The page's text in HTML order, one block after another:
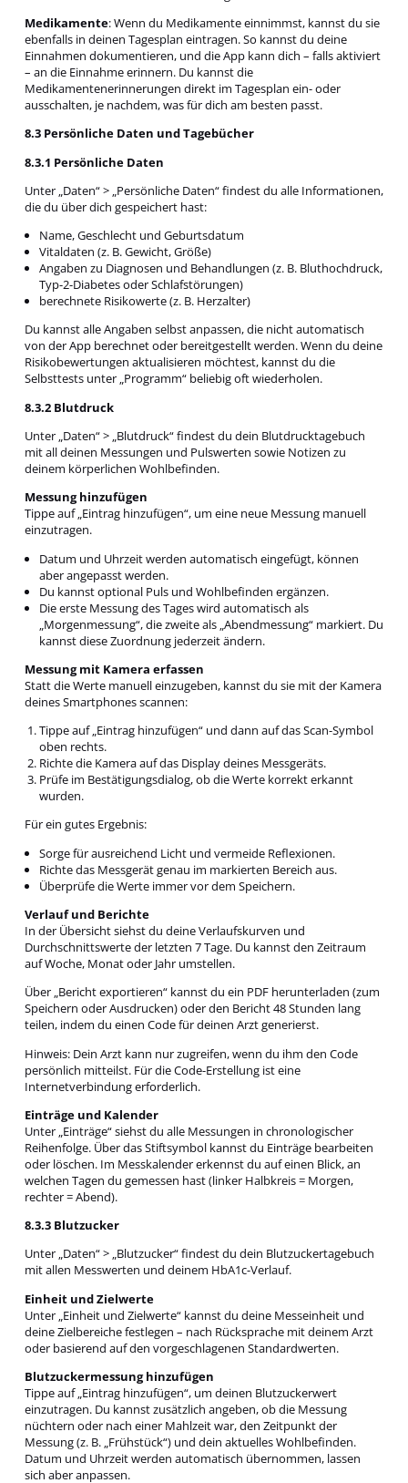
Medikamente: Wenn du Medikamente einnimmst, kannst du sie
ebenfalls in deinen Tagesplan eintragen. So kannst du deine
Einnahmen dokumentieren, und die App kann dich – falls aktiviert
– an die Einnahme erinnern. Du kannst die
Medikamentenerinnerungen direkt im Tagesplan ein- oder
ausschalten, je nachdem, was für dich am besten passt.
8.3 Persönliche Daten und Tagebücher
8.3.1 Persönliche Daten
Unter „Daten“ > „Persönliche Daten“ findest du alle Informationen,
die du über dich gespeichert hast:
Name, Geschlecht und Geburtsdatum
Vitaldaten (z. B. Gewicht, Größe)
Angaben zu Diagnosen und Behandlungen (z. B. Bluthochdruck,
Typ-2-Diabetes oder Schlafstörungen)
berechnete Risikowerte (z. B. Herzalter)
Du kannst alle Angaben selbst anpassen, die nicht automatisch
von der App berechnet oder bereitgestellt werden. Wenn du deine
Risikobewertungen aktualisieren möchtest, kannst du die
Selbsttests unter „Programm“ beliebig oft wiederholen.
8.3.2 Blutdruck
Unter „Daten“ > „Blutdruck“ findest du dein Blutdrucktagebuch
mit all deinen Messungen und Pulswerten sowie Notizen zu
deinem körperlichen Wohlbefinden.
Messung hinzufügen
Tippe auf „Eintrag hinzufügen“, um eine neue Messung manuell
einzutragen.
Datum und Uhrzeit werden automatisch eingefügt, können
aber angepasst werden.
Du kannst optional Puls und Wohlbefinden ergänzen.
Die erste Messung des Tages wird automatisch als
„Morgenmessung“, die zweite als „Abendmessung“ markiert. Du
kannst diese Zuordnung jederzeit ändern.
Messung mit Kamera erfassen
Statt die Werte manuell einzugeben, kannst du sie mit der Kamera
deines Smartphones scannen:
Tippe auf „Eintrag hinzufügen“ und dann auf das Scan-Symbol
oben rechts.
Richte die Kamera auf das Display deines Messgeräts.
Prüfe im Bestätigungsdialog, ob die Werte korrekt erkannt
wurden.
Für ein gutes Ergebnis:
Sorge für ausreichend Licht und vermeide Reflexionen.
Richte das Messgerät genau im markierten Bereich aus.
Überprüfe die Werte immer vor dem Speichern.
Verlauf und Berichte
In der Übersicht siehst du deine Verlaufskurven und
Durchschnittswerte der letzten 7 Tage. Du kannst den Zeitraum
auf Woche, Monat oder Jahr umstellen.
Über „Bericht exportieren“ kannst du ein PDF herunterladen (zum
Speichern oder Ausdrucken) oder den Bericht 48 Stunden lang
teilen, indem du einen Code für deinen Arzt generierst.
Hinweis: Dein Arzt kann nur zugreifen, wenn du ihm den Code
persönlich mitteilst. Für die Code-Erstellung ist eine
Internetverbindung erforderlich.
Einträge und Kalender
Unter „Einträge“ siehst du alle Messungen in chronologischer
Reihenfolge. Über das Stiftsymbol kannst du Einträge bearbeiten
oder löschen. Im Messkalender erkennst du auf einen Blick, an
welchen Tagen du gemessen hast (linker Halbkreis = Morgen,
rechter = Abend).
8.3.3 Blutzucker
Unter „Daten“ > „Blutzucker“ findest du dein Blutzuckertagebuch
mit allen Messwerten und deinem HbA1c-Verlauf.
Einheit und Zielwerte
Unter „Einheit und Zielwerte“ kannst du deine Messeinheit und
deine Zielbereiche festlegen – nach Rücksprache mit deinem Arzt
oder basierend auf den vorgeschlagenen Standardwerten.
Blutzuckermessung hinzufügen
Tippe auf „Eintrag hinzufügen“, um deinen Blutzuckerwert
einzutragen. Du kannst zusätzlich angeben, ob die Messung
nüchtern oder nach einer Mahlzeit war, den Zeitpunkt der
Messung (z. B. „Frühstück“) und dein aktuelles Wohlbefinden.
Datum und Uhrzeit werden automatisch übernommen, lassen
sich aber anpassen.